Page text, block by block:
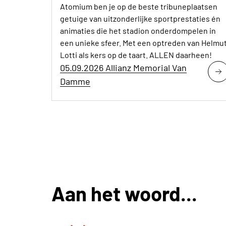
Atomium ben je op de beste tribuneplaatsen
getuige van uitzonderlijke sportprestaties én
animaties die het stadion onderdompelen in
een unieke sfeer. Met een optreden van
Lotti als kers op de taart. ALLEN daarheen!
05.09.2026 Allianz Memorial Van
Damme
Aan het woord...